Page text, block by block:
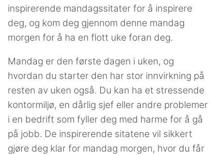
inspirerende mandagssitater for å inspirere
deg, og kom deg gjennom denne mandag
morgen for å ha en flott uke foran deg.
Mandag er den første dagen i uken, og
hvordan du starter den har stor innvirkning på
resten av uken også. Du kan ha et stressende
kontormiljø, en dårlig sjef eller andre problemer
i en bedrift som fyller deg med harme for å gå
på jobb. De inspirerende sitatene vil sikkert
gjøre deg klar for mandag morgen, hvor du får